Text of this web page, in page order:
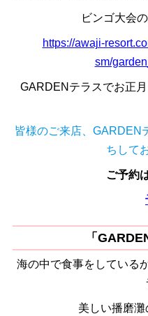
ビンゴ大会
https://awaji-
sm/
GARDENテラスでお正
皆様のご来店、GARDEN
ちして
ご予約
「
海の中で食事をしている
美しい播磨